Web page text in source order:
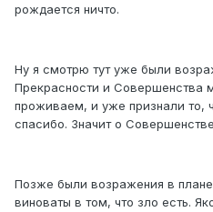
рождается ничто.
Ну я смотрю тут уже были
Прекрасности и Совершенства
проживаем, и уже признали то,
спасибо. Значит о
Позже были возражения в
виноваты в том, что зло есть.